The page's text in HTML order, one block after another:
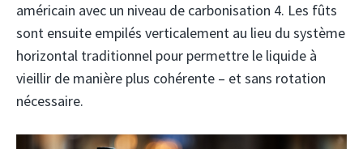
américain avec un niveau de carbonisation 4. Les fûts
sont ensuite empilés verticalement au lieu du système
horizontal traditionnel pour permettre le liquide à
vieillir de manière plus cohérente – et sans rotation
nécessaire.